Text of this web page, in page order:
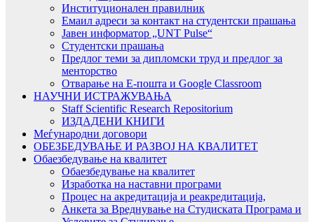
Институционален правилник
Емаил адреси за контакт на студентски прашања
Јавен информатор „UNT Pulse“
Студентски прашања
Предлог теми за дипломски труд и предлог за
менторство
Отварање на Е-пошта и Google Classroom
НАУЧНИ ИСТРАЖУВАЊА
Staff Scientific Research Repositorium
ИЗДАДЕНИ КНИГИ
Меѓународни договори
ОБЕЗБЕДУВАЊЕ И РАЗВОЈ НА КВАЛИТЕТ
Обаезбедување на квалитет
Обаезбедување на квалитет
Изработка на наставни програми
Процес на акредитација и реакредитација,
Анкета за Вреднување на Студиската Програма и